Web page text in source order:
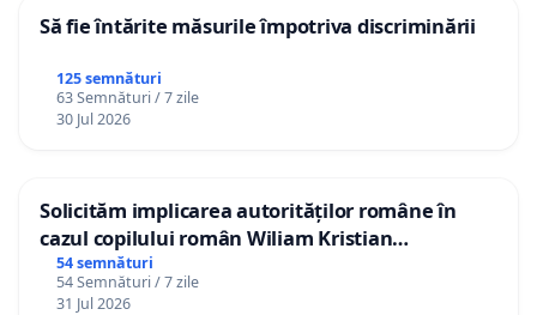
Să fie întărite măsurile împotriva discriminării
125 semnături
63 Semnături / 7 zile
30 Jul 2026
Solicităm implicarea autorităților române în
cazul copilului român Wiliam Kristian
Gheorghe, aflat în plasament în Danemarca de
12 ani
54 semnături
54 Semnături / 7 zile
31 Jul 2026